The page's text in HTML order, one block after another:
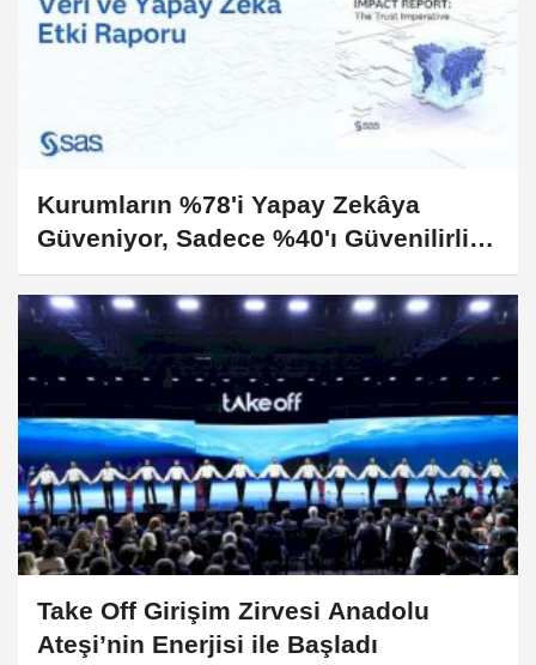
Kurumların %78'i Yapay Zekâya
Güveniyor, Sadece %40'ı Güvenilirliğe
Yatırım Yapıyor
Take Off Girişim Zirvesi Anadolu
Ateşi’nin Enerjisi ile Başladı